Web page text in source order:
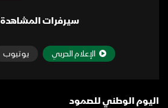
سيرفرات المشاهدة
الإعلام الحربي يوتيوب
اليوم الوطني للصمود